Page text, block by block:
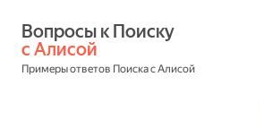
с Алисой
Примеры ответов Поиска с Алисой